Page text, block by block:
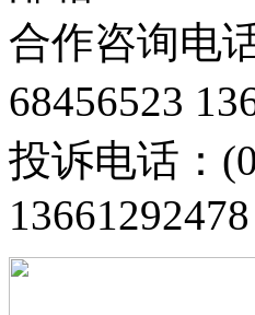
合作咨询电
68456523
投诉电话：
13661292478